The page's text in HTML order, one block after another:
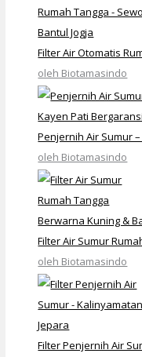
Filter Air Otomatis
oleh Biotamasindo
Penjernih Air Sumur
oleh Biotamasindo
Filter Air Sumur
oleh Biotamasindo
Filter Penjernih Air